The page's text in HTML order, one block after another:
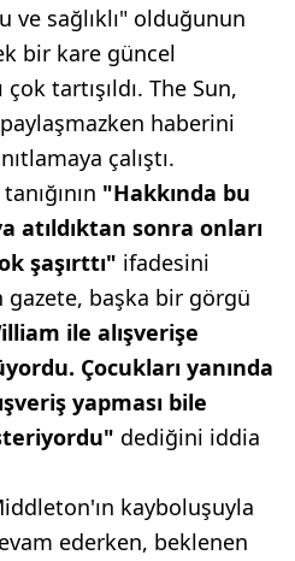
ve sağlıklı" olduğunun
bir kare güncel
tartışıldı. The Sun,
haberini
çalıştı.
"Hakkında bu
atıldıktan sonra onları
şaşırttı" ifadesini
gazete, başka bir görgü
ile alışverişe
Çocukları yanında
yapması bile
dediğini iddia
kayboluşuyla
ederken, beklenen